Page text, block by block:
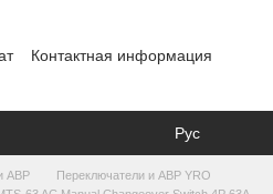
Контактная информация
Рус
АВР
Переключатели и АВР YRO